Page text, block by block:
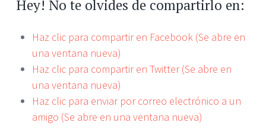
Hey! No te olvides de compartirlo en:
Haz clic para compartir en Facebook (Se abre en
una ventana nueva)
Haz clic para compartir en Twitter (Se abre en
una ventana nueva)
Haz clic para enviar por correo electrónico a un
amigo (Se abre en una ventana nueva)